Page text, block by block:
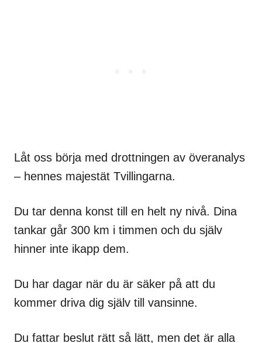
Låt oss börja med drottningen av överanalys
– hennes majestät Tvillingarna.
Du tar denna konst till en helt ny nivå. Dina
tankar går 300 km i timmen och du själv
hinner inte ikapp dem.
Du har dagar när du är säker på att du
kommer driva dig själv till vansinne.
Du fattar beslut rätt så lätt, men det är alla